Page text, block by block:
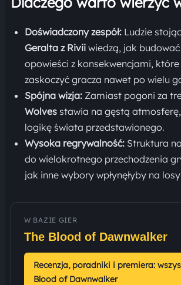
Doświadczony zespół:Ludzie
Geralta z Rivii wiedzą, jak
opowieści z konsekwencjami,
zaskoczyć gracza nawet po wielu
Spójna wizja:Zamiast pogoni za
Wolvesstawia na gęstą
logikę świata przedstawionego.
Wysoka regrywalność:Struktura
do wielokrotnego przechodzenia
jak inne wybory wpłynęłyby na
W BAZIE GIER
The Blood of Dawnwalker
Recenzja, poradniki i premiera:
Blood of Dawnwalker